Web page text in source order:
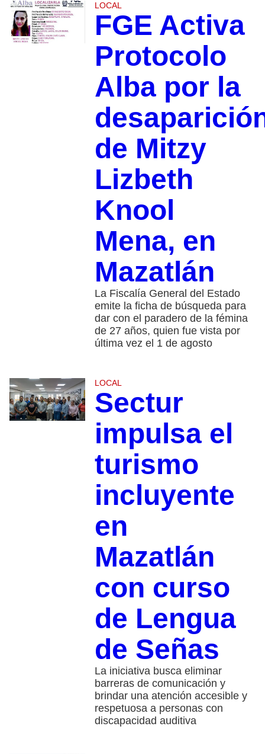
LOCAL
FGE Activa
Protocolo
Alba por la
de Mitzy
Lizbeth
Knool
Mena, en
Mazatlán
La Fiscalía General del Estado
emite la ficha de búsqueda para
dar con el paradero de la fémina
de 27 años, quien fue vista por
última vez el 1 de agosto
LOCAL
Sectur
impulsa el
turismo
incluyente
en
Mazatlán
con curso
de Lengua
de Señas
La iniciativa busca eliminar
barreras de comunicación y
brindar una atención accesible y
respetuosa a personas con
discapacidad auditiva